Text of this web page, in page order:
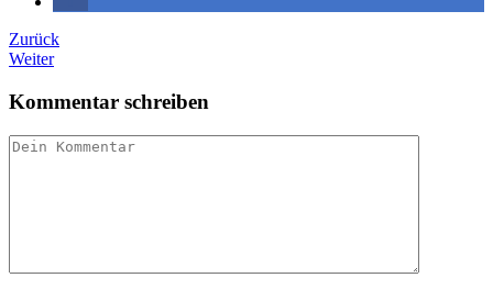
Zurück
Weiter
Kommentar schreiben